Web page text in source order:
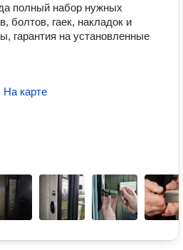
полный набор нужных
болтов, гаек, накладок и
гарантия на установленные
На карте